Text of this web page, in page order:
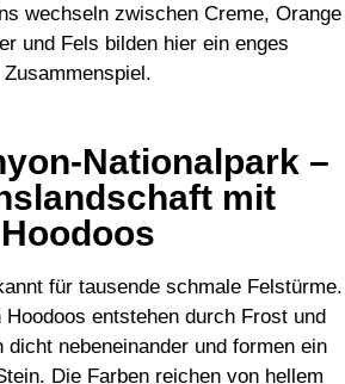
wechseln zwischen Creme, Orange
und Fels bilden hier ein enges
Zusammenspiel.
Nationalpark –
mit
Hoodoos
für tausende schmale Felstürme.
Hoodoos entstehen durch Frost und
dicht nebeneinander und formen ein
Die Farben reichen von hellem